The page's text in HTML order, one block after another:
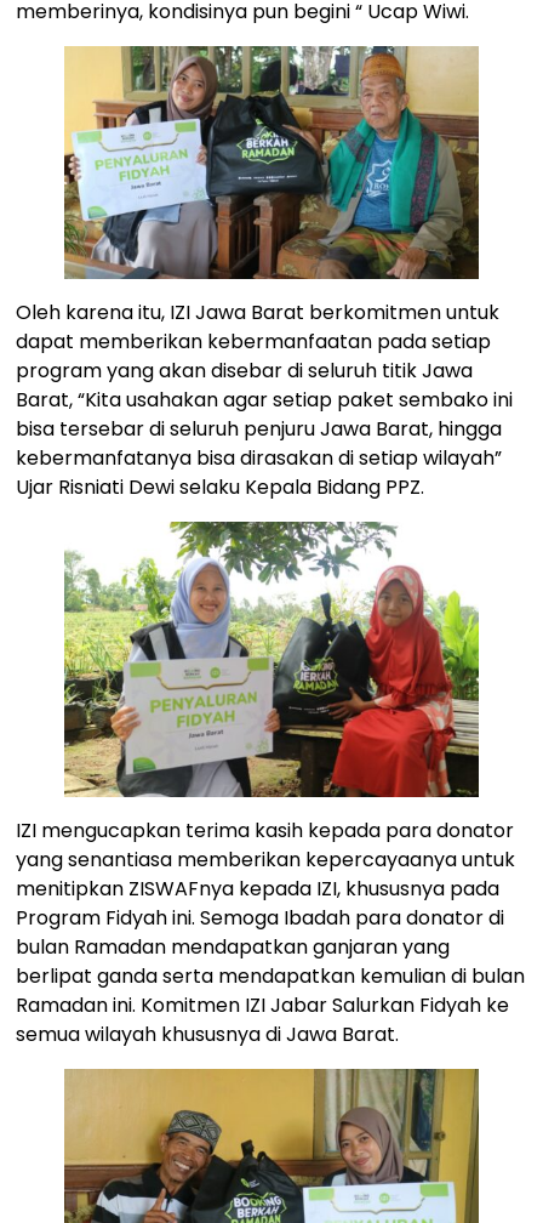
memberinya, kondisinya pun begini “ Ucap Wiwi.
Oleh karena itu, IZI Jawa Barat berkomitmen untuk
dapat memberikan kebermanfaatan pada setiap
program yang akan disebar di seluruh titik Jawa
Barat, “Kita usahakan agar setiap paket sembako ini
bisa tersebar di seluruh penjuru Jawa Barat, hingga
kebermanfatanya bisa dirasakan di setiap wilayah”
Ujar Risniati Dewi selaku Kepala Bidang PPZ.
IZI mengucapkan terima kasih kepada para donator
yang senantiasa memberikan kepercayaanya untuk
menitipkan ZISWAFnya kepada IZI, khususnya pada
Program Fidyah ini. Semoga Ibadah para donator di
bulan Ramadan mendapatkan ganjaran yang
berlipat ganda serta mendapatkan kemulian di bulan
Ramadan ini. Komitmen IZI Jabar Salurkan Fidyah ke
semua wilayah khususnya di Jawa Barat.